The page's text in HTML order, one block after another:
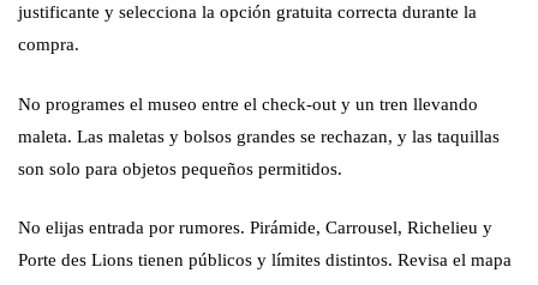
justificante y selecciona la opción gratuita correcta durante la
compra.
No programes el museo entre el check-out y un tren llevando
maleta. Las maletas y bolsos grandes se rechazan, y las taquillas
son solo para objetos pequeños permitidos.
No elijas entrada por rumores. Pirámide, Carrousel, Richelieu y
Porte des Lions tienen públicos y límites distintos. Revisa el mapa